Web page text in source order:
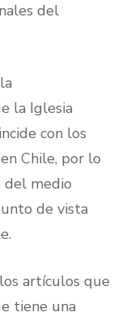
del
la Iglesia
con los
Chile, por lo
medio
de vista
artículos que
tiene una